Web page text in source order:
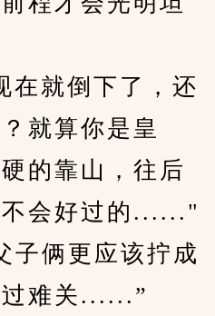
就倒下了，还
就算你是皇
的靠山，往后
会好过的......"
俩更应该拧成
难关......”